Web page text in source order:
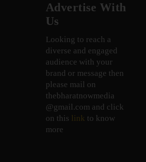
Advertise With
Us
Looking to reach a
diverse and engaged
audience with your
brand or message then
please mail on
thebharatnowmedia
@gmail.com and click
on this link to know
more